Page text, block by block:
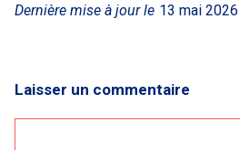
Dernière mise à jour le 13 mai 2026
Laisser un commentaire